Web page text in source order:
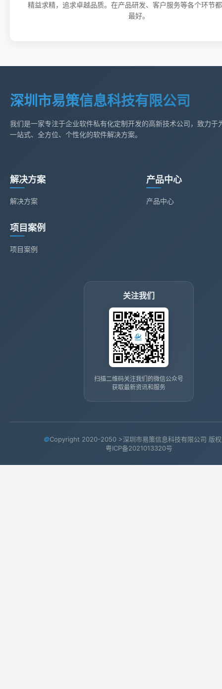
精益求精，追求卓越品质。在产品研发、客户服务等各个环节
最好。
深圳市易策信息科技有限公司
我们是一家专注于企业软件私有化定制开发的高新技术公司，致力于
一站式、全方位、个性化的软件解决方案。
解决方案
解决方案
产品中心
产品中心
项目案例
项目案例
关注我们
扫描二维码关注我们的微信公众号
获取最新资讯和服务
©Copyright 2020-2050 >深圳市易策信息科技有限公司 版
粤ICP备2021013320号